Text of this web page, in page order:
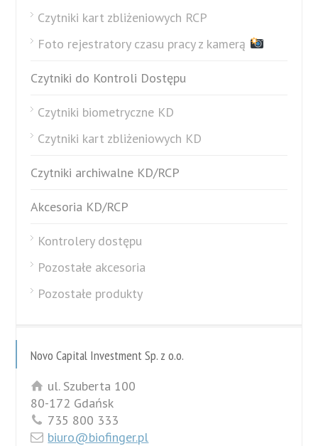
Czytniki kart zbliżeniowych RCP
Foto rejestratory czasu pracy z kamerą
Czytniki do Kontroli Dostępu
Czytniki biometryczne KD
Czytniki kart zbliżeniowych KD
Czytniki archiwalne KD/RCP
Akcesoria KD/RCP
Kontrolery dostępu
Pozostałe akcesoria
Pozostałe produkty
Novo Capital Investment Sp. z o.o.
ul. Szuberta 100
80-172 Gdańsk
735 800 333
biuro@biofinger.pl